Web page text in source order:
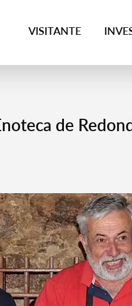
VISITANTE
de